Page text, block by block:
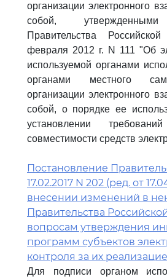
организации электронного
собой, утвержденными
Правительства
февраля 2012 г. N 111 "Об
используемой органами
органами местного
организации электронного
собой, о порядке ее
установлении
совместимости средств
Постановление
17.02.2017 N 202 (ред. от
внесении изменений в
Правительства
вопросам утверждения
программ субъектов
контроля за их
Для подписи органом